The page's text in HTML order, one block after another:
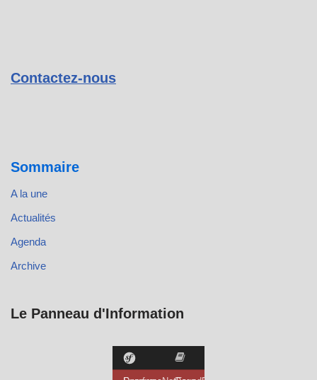
Contactez-nous
Sommaire
A la une
Actualités
Agenda
Archive
Le Panneau d'Information